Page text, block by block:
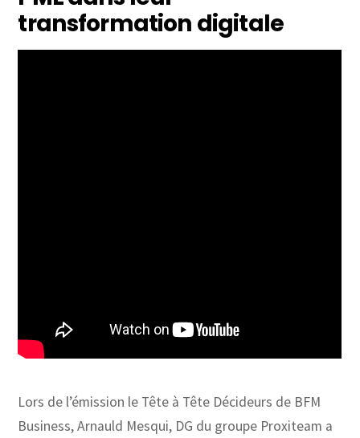
transformation digitale
Lors de l’émission le Tête à Tête Décideurs de BFM
Business, Arnauld Mesqui, DG du groupe Proxiteam a